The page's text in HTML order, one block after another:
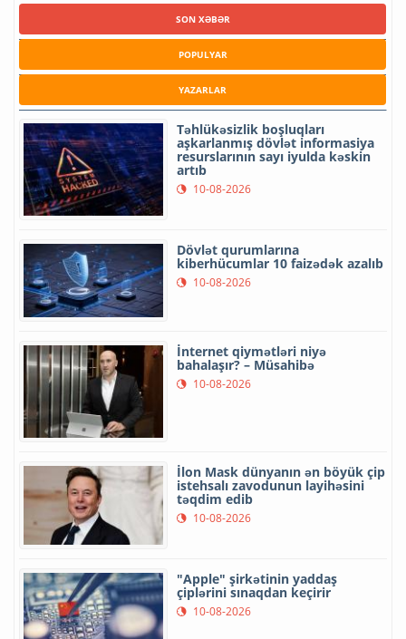
SON XƏBƏR
POPULYAR
YAZARLAR
Təhlükəsizlik boşluqları
aşkarlanmış dövlət informasiya
resurslarının sayı iyulda kəskin
artıb
10-08-2026
Dövlət qurumlarına
kiberhücumlar 10 faizədək azalıb
10-08-2026
İnternet qiymətləri niyə
bahalaşır? – Müsahibə
10-08-2026
İlon Mask dünyanın ən böyük çip
istehsalı zavodunun layihəsini
təqdim edib
10-08-2026
"Apple" şirkətinin yaddaş
çiplərini sınaqdan keçirir
10-08-2026